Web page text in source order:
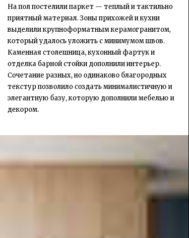
На пол постелили паркет — теплый и тактильно
приятный материал. Зоны прихожей и кухни
выделили крупноформатным керамогранитом,
который удалось уложить с минимумом швов.
Каменная столешница, кухонный фартук и
отделка барной стойки дополнили интерьер.
Сочетание разных, но одинаково благородных
текстур позволило создать минималистичную и
элегантную базу, которую дополнили мебелью и
декором.